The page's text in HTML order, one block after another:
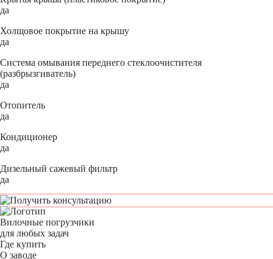
да
Холщовое покрытие на крышу
да
Система омывания переднего стеклоочистителя
(разбрызгиватель)
да
Отопитель
да
Кондиционер
да
Дизельный сажевый фильтр
да
Вилочные погрузчики
для любых задач
Где купить
О заводе